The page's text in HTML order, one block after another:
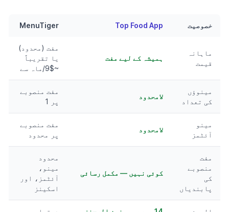
خصوصیت Top Food App
MenuTiger
ماہانہ
قیمت
ہمیشہ کے لیے مفت
مفت (محدود)
یا تقریباً
~$9/ماہ سے
مینوؤں
کی تعداد
لامحدود
مفت منصوبے
پر 1
مینو
آئٹمز
لامحدود
مفت منصوبے
پر محدود
مفت
منصوبے
کی
پابندیاں
کوئی نہیں — مکمل رسائی
محدود
مینو،
آئٹمز، اور
اسکینز